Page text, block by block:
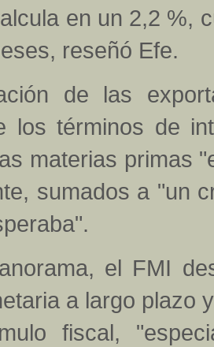
en un 2,2 %,
reseñó Efe.
de las
los términos de
materias primas
sumados a "un
el FMI
a largo plazo
fiscal,